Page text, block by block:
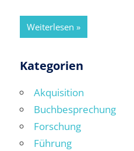
Weiterlesen
Kategorien
Akquisition
Buchbesprechung
Forschung
Führung